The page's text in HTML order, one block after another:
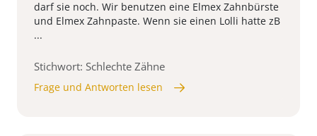
darf sie noch. Wir benutzen eine Elmex Zahnbürste
und Elmex Zahnpaste. Wenn sie einen Lolli hatte zB
...
Stichwort: Schlechte Zähne
Frage und Antworten lesen